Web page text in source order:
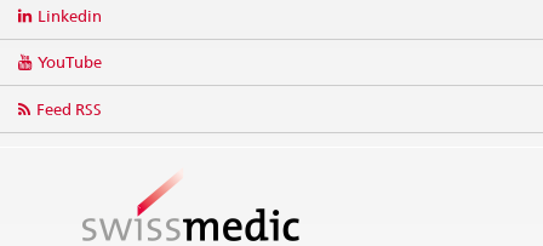
Linkedin
YouTube
Feed RSS